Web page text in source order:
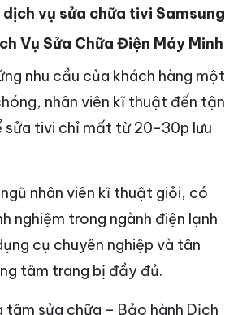
vụ sửa chữa tivi Samsung
Vụ Sửa Chữa Điện Máy Minh
nhu cầu của khách hàng một
nhân viên kĩ thuật đến tận
sửa tivi chỉ mất từ 20-30p lưu
nhân viên kĩ thuật giỏi, có
nghiệm trong ngành điện lạnh
cụ chuyên nghiệp và tân
tâm trang bị đầy đủ.
sửa chữa – Bảo hành Dịch